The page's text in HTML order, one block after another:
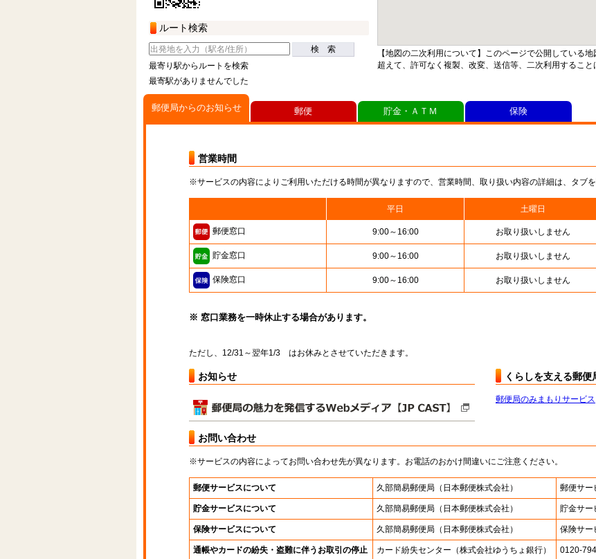
ルート検索
検 索
最寄り駅からルートを検索
最寄駅がありませんでした
【地図の二次利用について】このページで公開している
超えて、許可なく複製、改変、送信等、二次利用するこ
郵便局からのお知らせ
営業時間
※サービスの内容によりご利用いただける時間が異なりますので、営業時間、取り扱い内容の詳細は、タブを
平日 土曜日
郵便窓口 9:00～16:00 お取り扱いしません
貯金窓口 9:00～16:00 お取り扱いしません
保険窓口 9:00～16:00 お取り扱いしません
※ 窓口業務を一時休止する場合があります。
ただし、12/31～翌年1/3 はお休みとさせていただきます。
お知らせ くらしを支える郵便
郵便局のみまもりサービス
お問い合わせ
※サービスの内容によってお問い合わせ先が異なります。お電話のおかけ間違いにご注意ください。
郵便サービスについて 久部簡易郵便局 （日本郵便株式会社） 郵便サー
貯金サービスについて 久部簡易郵便局 （日本郵便株式会社） 貯金サー
保険サービスについて 久部簡易郵便局 （日本郵便株式会社） 保険サー
通帳やカードの紛失・盗難に伴うお取引の停止 カード紛失センター （株式会社ゆうちょ銀行）
0120-
郵便 貯金・ＡＴＭ 保険